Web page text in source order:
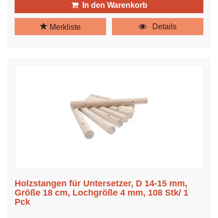
In den Warenkorb
Merkliste Details
Holzstangen für Untersetzer, D 14-15 mm,
Größe 18 cm, Lochgröße 4 mm, 108 Stk/ 1
Pck